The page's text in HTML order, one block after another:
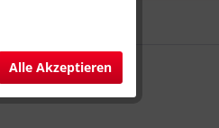
SW14216
Alle Akzeptieren